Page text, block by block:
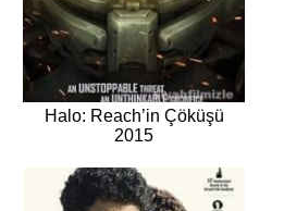
Halo: Reach’in Çöküşü
2015